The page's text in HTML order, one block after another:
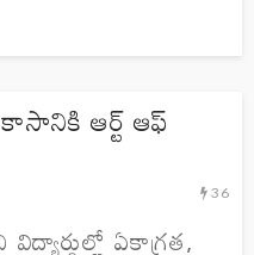
ఆర్ట్ ఆఫ్
36
ఏకాగ్రత,